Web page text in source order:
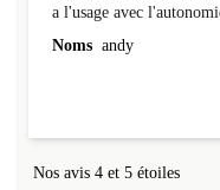
a l'usage avec
Noms andy
Nos avis 4 et 5 étoiles